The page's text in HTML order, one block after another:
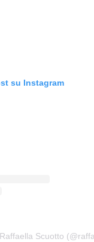
su Instagram
Scuotto